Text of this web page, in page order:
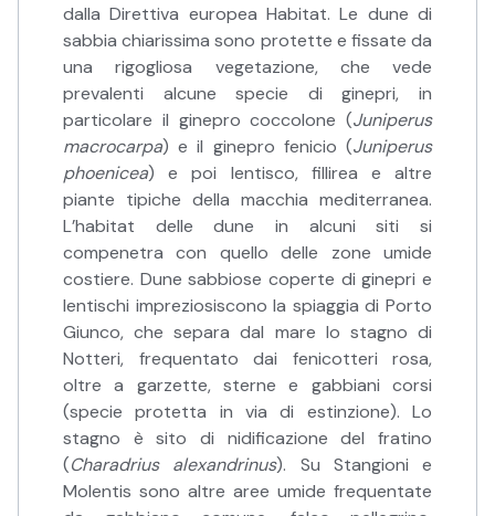
dalla Direttiva europea Habitat. Le dune di
sabbia chiarissima sono protette e fissate da
una rigogliosa vegetazione, che vede
prevalenti alcune specie di ginepri, in
particolare il ginepro coccolone (Juniperus
macrocarpa) e il ginepro fenicio (Juniperus
phoenicea) e poi lentisco, fillirea e altre
piante tipiche della macchia mediterranea.
L’habitat delle dune in alcuni siti si
compenetra con quello delle zone umide
costiere. Dune sabbiose coperte di ginepri e
lentischi impreziosiscono la spiaggia di Porto
Giunco, che separa dal mare lo stagno di
Notteri, frequentato dai fenicotteri rosa,
oltre a garzette, sterne e gabbiani corsi
(specie protetta in via di estinzione). Lo
stagno è sito di nidificazione del fratino
(Charadrius alexandrinus). Su Stangioni e
Molentis sono altre aree umide frequentate